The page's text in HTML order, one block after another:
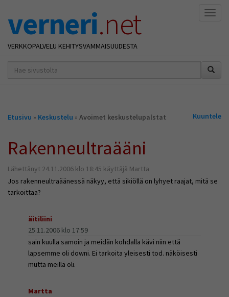
verneri.net
VERKKOPALVELU KEHITYSVAMMAISUUDESTA
hakusana(t)
Olet
Etusivu » Keskustelu » Avoimet keskustelupalstat Kuuntele
Rakenneultraääni
Lähettänyt 24.11.2006 klo 18:45 käyttäjä Martta
Jos rakenneultraäänessä näkyy, että sikiöllä on lyhyet raajat, mitä se
tarkoittaa?
äitiliini
25.11.2006 klo 17:59
sain kuulla samoin ja meidän kohdalla kävi niin että
lapsemme oli downi. Ei tarkoita yleisesti tod. näköisesti
mutta meillä oli.
Martta